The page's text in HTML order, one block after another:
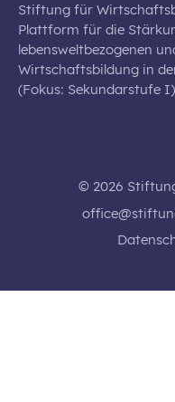
Stiftung für
Plattform für die
lebensweltbezogenen
Wirtschaftsbildung in
(Fokus: Sekundarstufe
© 2026